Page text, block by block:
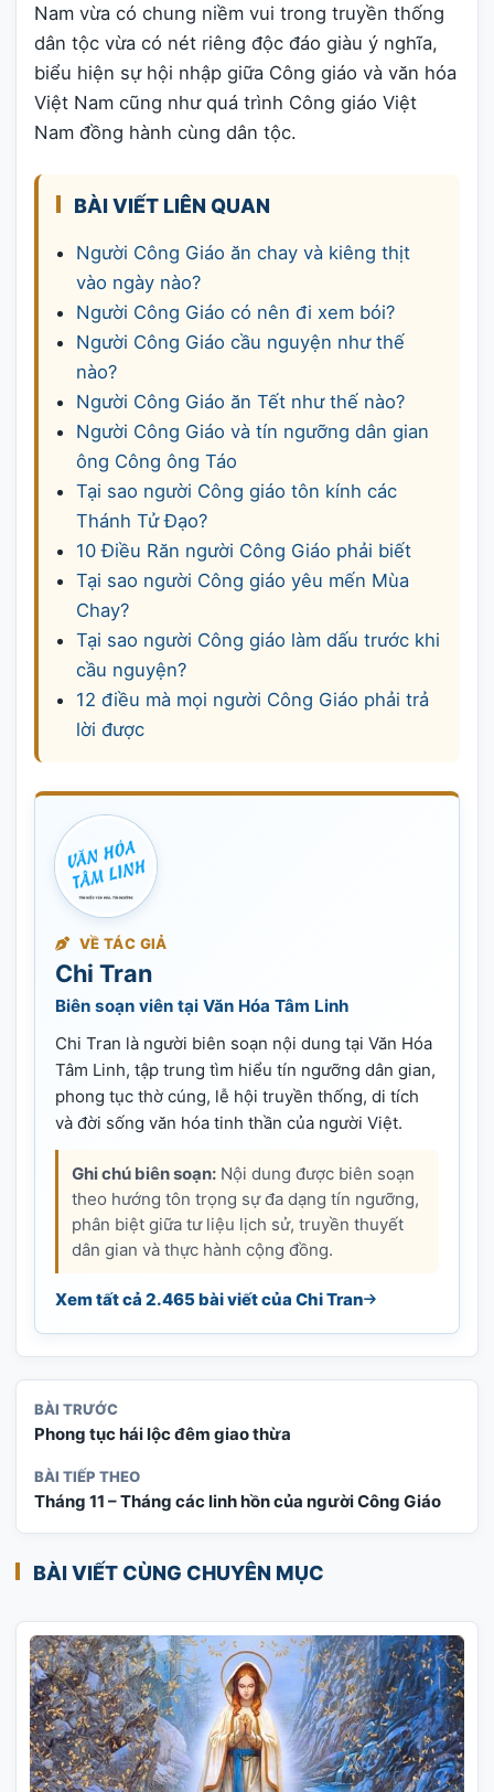
Nam vừa có chung niềm vui trong truyền thống
dân tộc vừa có nét riêng độc đáo giàu ý nghĩa,
biểu hiện sự hội nhập giữa Công giáo và văn hóa
Việt Nam cũng như quá trình Công giáo Việt
Nam đồng hành cùng dân tộc.
BÀI VIẾT LIÊN QUAN
Người Công Giáo ăn chay và kiêng thịt
vào ngày nào?
Người Công Giáo có nên đi xem bói?
Người Công Giáo cầu nguyện như thế
nào?
Người Công Giáo ăn Tết như thế nào?
Người Công Giáo và tín ngưỡng dân gian
ông Công ông Táo
Tại sao người Công giáo tôn kính các
Thánh Tử Đạo?
10 Ðiều Răn người Công Giáo phải biết
Tại sao người Công giáo yêu mến Mùa
Chay?
Tại sao người Công giáo làm dấu trước khi
cầu nguyện?
12 điều mà mọi người Công Giáo phải trả
lời được
VỀ TÁC GIẢ
Chi Tran
Biên soạn viên tại Văn Hóa Tâm Linh
Chi Tran là người biên soạn nội dung tại Văn Hóa
Tâm Linh, tập trung tìm hiểu tín ngưỡng dân gian,
phong tục thờ cúng, lễ hội truyền thống, di tích
và đời sống văn hóa tinh thần của người Việt.
Ghi chú biên soạn: Nội dung được biên soạn
theo hướng tôn trọng sự đa dạng tín ngưỡng,
phân biệt giữa tư liệu lịch sử, truyền thuyết
dân gian và thực hành cộng đồng.
Xem tất cả 2.465 bài viết của Chi Tran
BÀI TRƯỚC
Phong tục hái lộc đêm giao thừa
BÀI TIẾP THEO
Tháng 11 – Tháng các linh hồn của người Công Giáo
BÀI VIẾT CÙNG CHUYÊN MỤC